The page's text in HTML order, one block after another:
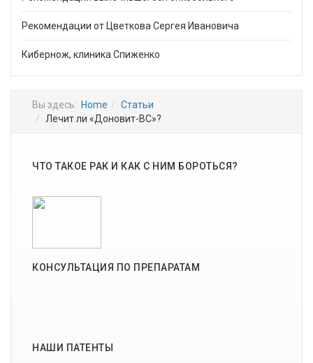
Рекомендации от Цветкова Сергея Ивановича
Кибернож, клиника Спиженко
Вы здесь: Home
Статьи
Лечит ли «Доновит-ВС»?
ЧТО ТАКОЕ РАК И КАК С НИМ БОРОТЬСЯ?
КОНСУЛЬТАЦИЯ ПО ПРЕПАРАТАМ
НАШИ ПАТЕНТЫ